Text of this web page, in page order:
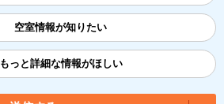
空室情報が知りたい
もっと詳細な情報がほしい